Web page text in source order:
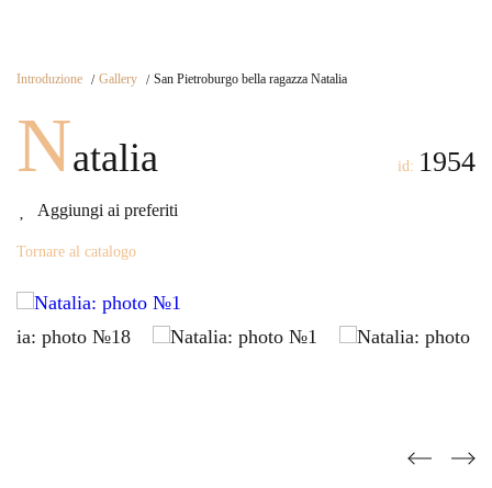
Introduzione Gallery San Pietroburgo bella ragazza Natalia
Natalia
Aggiungi ai preferiti
id: 1954
Tornare al catalogo